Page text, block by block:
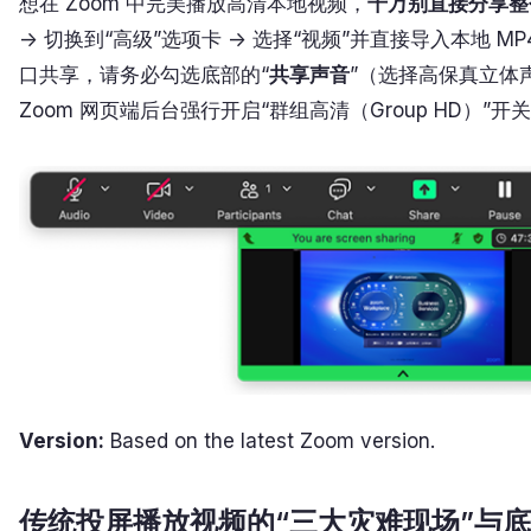
-> 切换到“高级”选项卡 -> 选择“视频”并直接导入本地
口共享，请务必勾选底部的“共享声音”（选择高保真立体
Zoom 网页端后台强行开启“群组高清（Group HD）”开
Version: Based on the latest Zoom version.
传统投屏播放视频的“三大灾难现场”与